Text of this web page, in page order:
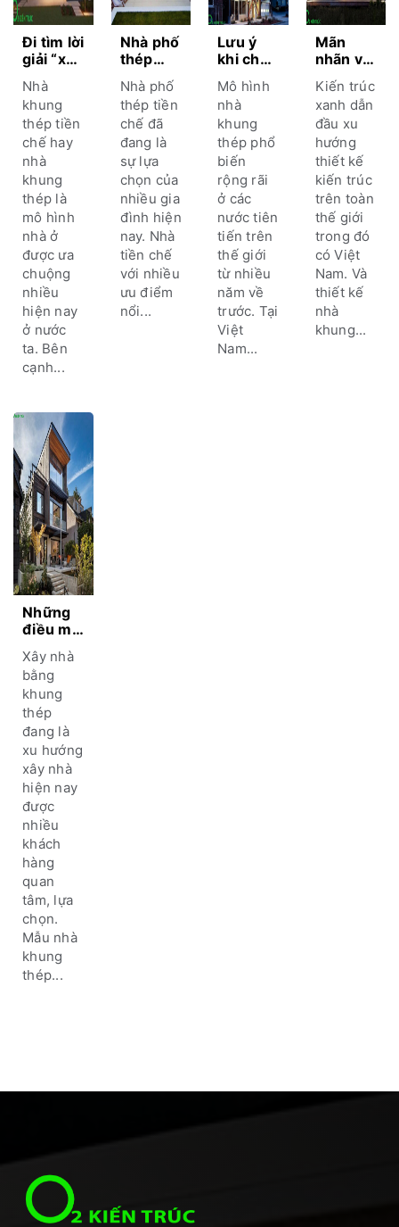
Đi tìm lời
giải “xây
thép
tiền chế
có cần
đào
móng
không?”
Nhà
khung
thép tiền
chế hay
nhà
khung
thép là
mô hình
nhà ở
được ưa
chuộng
nhiều
hiện nay
ở nước
ta. Bên
cạnh...
Nhà phố
thép
tiền chế
– xu
hướng
xây
dựng
mới cho
công
trình
kiến
trúc
xanh
Nhà phố
thép tiền
chế đã
đang là
sự lựa
chọn của
nhiều gia
đình hiện
nay. Nhà
tiền chế
với nhiều
ưu điểm
nổi...
Lưu ý
khi chọn
xây nhà
khung
thép
tiền chế
chất
lượng
Mô hình
nhà
khung
thép phổ
biến
rộng rãi
ở các
nước tiên
tiến trên
thế giới
từ nhiều
năm về
trước. Tại
Việt
Nam...
Mãn
nhãn với
bộ sưu
tập thiết
kế nhà
khung
thép
đẹp
2023
Kiến trúc
xanh dẫn
đầu xu
hướng
thiết kế
kiến trúc
trên toàn
thế giới
trong đó
có Việt
Nam. Và
thiết kế
nhà
khung...
Những
điều mà
nên biết
khi xây
nhà
bằng
khung
thép
Xây nhà
bằng
khung
thép
đang là
xu hướng
xây nhà
hiện nay
được
nhiều
khách
hàng
quan
tâm, lựa
chọn.
Mẫu nhà
khung
thép...